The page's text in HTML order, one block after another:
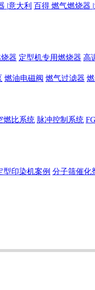
|意大利 百得 燃气燃烧器 |
器 定型机专用燃烧器 高
燃油电磁阀 燃气过滤器
燃比系统 脉冲控制系统
型印染机案例 分子筛催化